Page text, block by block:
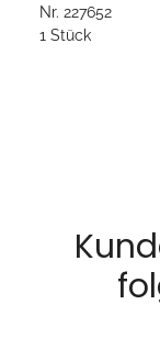
Nr. 227652
1 Stück